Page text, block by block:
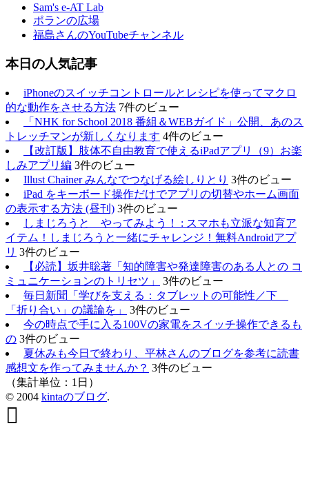
Sam's e-AT Lab
ポランの広場
福島さんのYouTubeチャンネル
本日の人気記事
iPhoneのスイッチコントロールとレシピを使ってマクロ
的な動作をさせる方法 7件のビュー
「NHK for School 2018 番組＆WEBガイド」公開、あのス
トレッチマンが新しくなります 4件のビュー
【改訂版】肢体不自由教育で使えるiPadアプリ（9）お楽
しみアプリ編 3件のビュー
Illust Chainer みんなでつなげる絵しりとり 3件のビュー
iPad をキーボード操作だけでアプリの切替やホーム画面
の表示する方法 (昼刊) 3件のビュー
しまじろうと やってみよう！ : スマホも立派な知育ア
イテム！しまじろうと一緒にチャレンジ！無料Androidアプ
リ 3件のビュー
【必読】坂井聡著「知的障害や発達障害のある人との コ
ミュニケーションのトリセツ」
3件のビュー
毎日新聞「学びを支える：タブレットの可能性／下
「折り合い」の議論を」
3件のビュー
今の時点で手に入る100Vの家電をスイッチ操作できるも
の 3件のビュー
夏休みも今日で終わり、平林さんのブログを参考に読書
感想文を作ってみませんか？ 3件のビュー
（集計単位：1日）
© 2004 kintaのブログ.